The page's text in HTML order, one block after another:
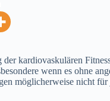
der kardiovaskulären
wenn es ohne
möglicherweise nicht für